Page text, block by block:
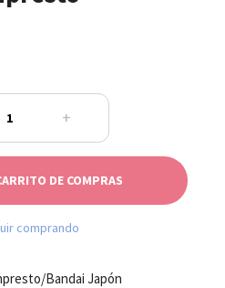
+
comprando
Bandai Japón